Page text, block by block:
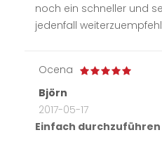
noch ein schneller und
jedenfall
Ocena
Björn
2017-05-17
Einfach durchzuführen